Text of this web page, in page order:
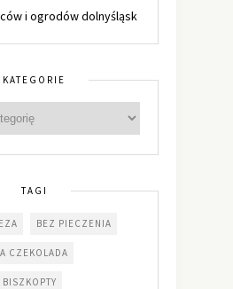
i ogrodów dolnyśląsk
KATEGORIE
TAGI
BEZ PIECZENIA
CZEKOLADA
BISZKOPTY